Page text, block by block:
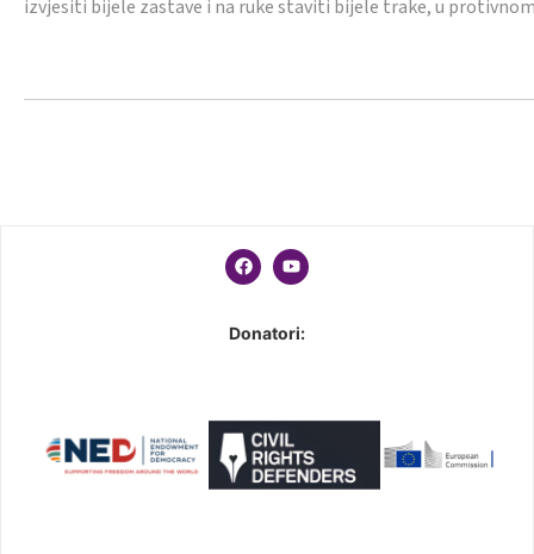
izvjesiti bijele zastave i na ruke staviti bijele trake, u
Donatori: